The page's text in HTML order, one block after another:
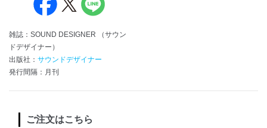
雑誌：SOUND DESIGNER （サウン
ドデザイナー）
出版社： サウンドデザイナー
発行間隔：月刊
ご注文はこちら